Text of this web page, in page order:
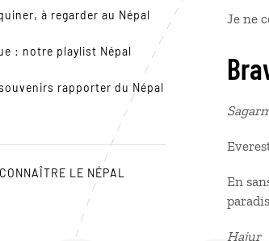
à regarder au Népal
: notre playlist Népal
rapporter du Népal
LE NÉPAL
Je ne
En
Hajur